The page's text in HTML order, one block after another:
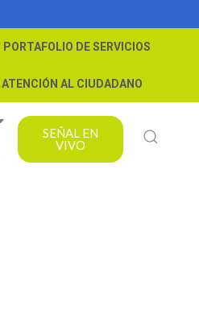
PORTAFOLIO DE SERVICIOS
ATENCIÓN AL CIUDADANO
SEÑAL EN
VIVO